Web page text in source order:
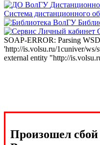
Система дистанционного
SOAP-ERROR: Parsing
'http://is.volsu.ru/1cuniver/ws/
external entity "http://
Произошел